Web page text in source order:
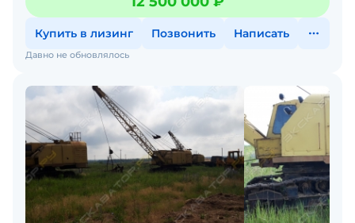
Купить в лизинг Позвонить Написать
Давно не обновлялось